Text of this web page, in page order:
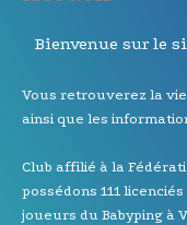
Bienvenue sur le
Vous retrouverez la vie
ainsi que les
Club affilié à la
possédons 111
joueurs du Babyping à